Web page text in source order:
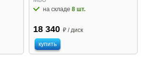
на складе 8 шт.
18 340 ₽ / диск
купить